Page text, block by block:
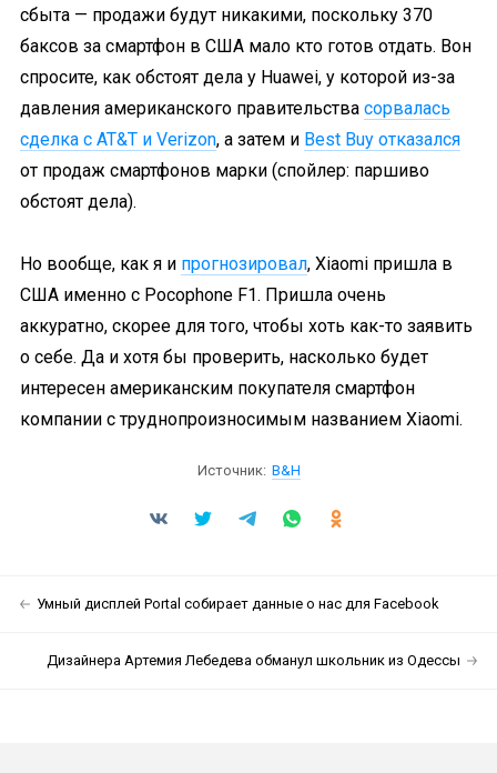
сбыта — продажи будут никакими, поскольку 370
баксов за смартфон в США мало кто готов отдать. Вон
спросите, как обстоят дела у Huawei, у которой из-за
давления американского правительства сорвалась
сделка с AT&T и Verizon, а затем и Best Buy отказался
от продаж смартфонов марки (спойлер: паршиво
обстоят дела).
Но вообще, как я и прогнозировал, Xiaomi пришла в
США именно с Pocophone F1. Пришла очень
аккуратно, скорее для того, чтобы хоть как-то заявить
о себе. Да и хотя бы проверить, насколько будет
интересен американским покупателя смартфон
компании с труднопроизносимым названием Xiaomi.
Источник: B&H
Умный дисплей Portal собирает данные о нас для Facebook
Дизайнера Артемия Лебедева обманул школьник из Одессы